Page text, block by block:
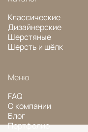
Классические
Дизайнерские
Шерстяные
Шерсть и шёлк
Меню
FAQ
О компании
Блог
Портфолио